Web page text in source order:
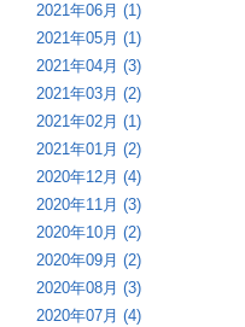
2021年06月 (1)
2021年05月 (1)
2021年04月 (3)
2021年03月 (2)
2021年02月 (1)
2021年01月 (2)
2020年12月 (4)
2020年11月 (3)
2020年10月 (2)
2020年09月 (2)
2020年08月 (3)
2020年07月 (4)